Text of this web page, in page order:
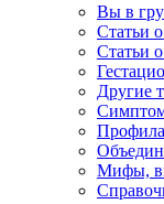
Вы в
Статьи
Статьи
Другие
Мифы,